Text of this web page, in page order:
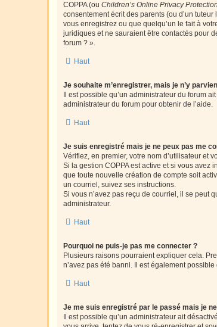
COPPA (ou Children’s Online Privacy
consentement écrit des parents (ou d’un
vous enregistrez ou que quelqu’un le fait à
juridiques et ne sauraient être contactés pour
forum ? ».
Haut
Je souhaite m’enregistrer, mais je n’y
Il est possible qu’un administrateur du forum
administrateur du forum pour obtenir de l’aide.
Haut
Je suis enregistré mais je ne peux pas me
Vérifiez, en premier, votre nom d’utilisateur et
Si la gestion COPPA est active et si vous
que toute nouvelle création de compte soit
un courriel, suivez ses instructions.
Si vous n’avez pas reçu de courriel, il se peut
administrateur.
Haut
Pourquoi ne puis-je pas me connecter ?
Plusieurs raisons pourraient expliquer cela.
n’avez pas été banni. Il est également
Haut
Je me suis enregistré par le passé mais je
Il est possible qu’un administrateur ait